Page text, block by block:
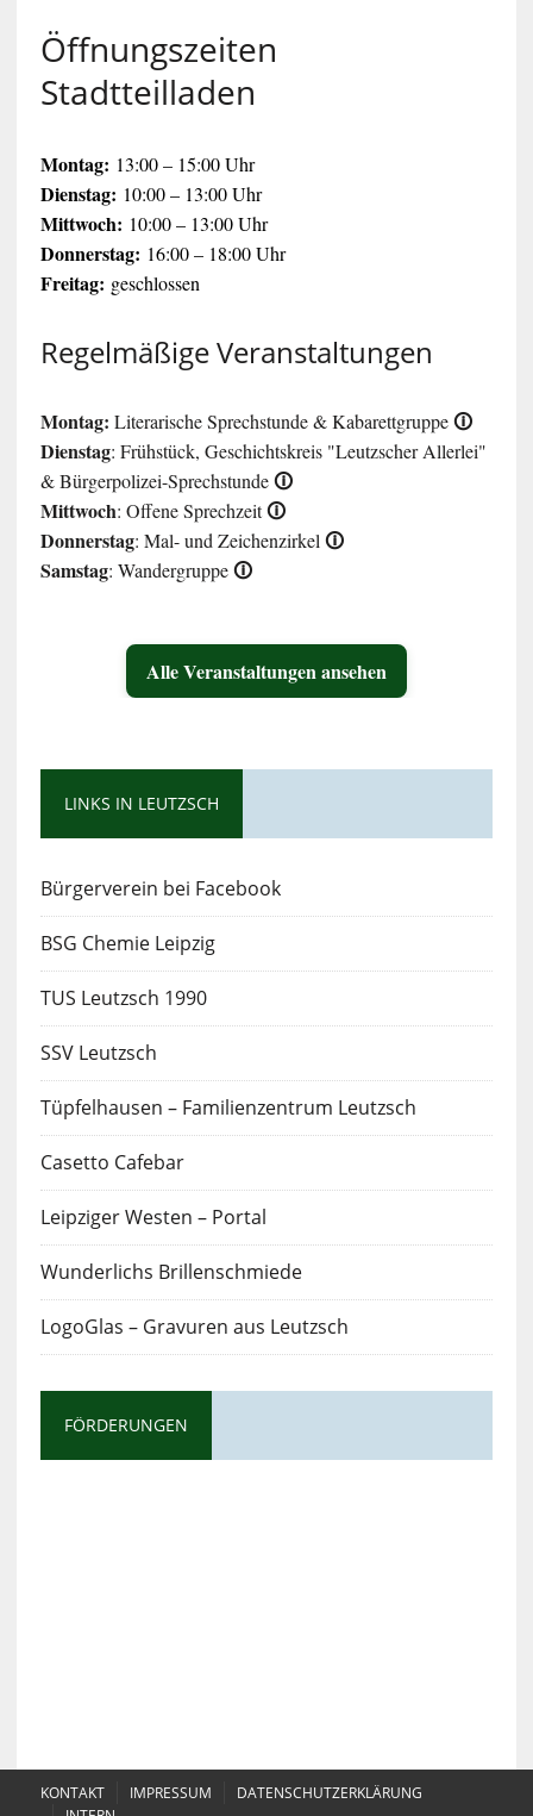
Öffnungszeiten
Stadtteilladen
Montag: 13:00 – 15:00 Uhr
Dienstag: 10:00 – 13:00 Uhr
Mittwoch: 10:00 – 13:00 Uhr
Donnerstag: 16:00 – 18:00 Uhr
Freitag: geschlossen
Regelmäßige Veranstaltungen
Montag: Literarische Sprechstunde & Kabarettgruppe🛈
Dienstag: Frühstück, Geschichtskreis "Leutzscher Allerlei"
& Bürgerpolizei-Sprechstunde🛈
Mittwoch: Offene Sprechzeit🛈
Donnerstag: Mal- und Zeichenzirkel 🛈
Samstag: Wandergruppe🛈
Alle Veranstaltungen ansehen
LINKS IN LEUTZSCH
Bürgerverein bei Facebook
BSG Chemie Leipzig
TUS Leutzsch 1990
SSV Leutzsch
Tüpfelhausen – Familienzentrum Leutzsch
Casetto Cafebar
Leipziger Westen – Portal
Wunderlichs Brillenschmiede
LogoGlas – Gravuren aus Leutzsch
FÖRDERUNGEN
KONTAKT IMPRESSUM
DATENSCHUTZERKLÄRUNG